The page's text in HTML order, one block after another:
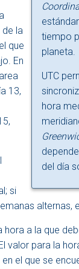
tiempo
planeta.
UTC
hora
del día
de la
que
En
13,
si
alternas,
hora a la que
valor para la
el que se